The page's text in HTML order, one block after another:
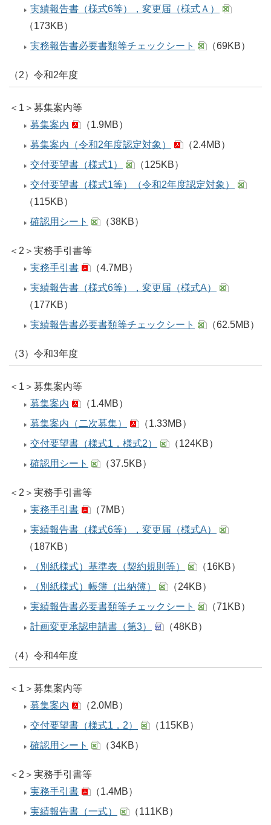
実績報告書（様式6等），変更届（様式Ａ）
（173KB）
実務報告書必要書類等チェックシート
（69KB）
（2）令和2年度
＜1＞募集案内等
募集案内
（1.9MB）
募集案内（令和2年度認定対象）
（2.4MB）
交付要望書（様式1）
（125KB）
交付要望書（様式1等）（令和2年度認定対象）
（115KB）
確認用シート
（38KB）
＜2＞実務手引書等
実務手引書
（4.7MB）
実績報告書（様式6等），変更届（様式A）
（177KB）
実績報告書必要書類等チェックシート
（62.5MB）
（3）令和3年度
＜1＞募集案内等
募集案内
（1.4MB）
募集案内（二次募集）
（1.33MB）
交付要望書（様式1，様式2）
（124KB）
確認用シート
（37.5KB）
＜2＞実務手引書等
実務手引書
（7MB）
実績報告書（様式6等），変更届（様式A）
（187KB）
（別紙様式）基準表（契約規則等）
（16KB）
（別紙様式）帳簿（出納簿）
（24KB）
実績報告書必要書類等チェックシート
（71KB）
計画変更承認申請書（第3）
（48KB）
（4）令和4年度
＜1＞募集案内等
募集案内
（2.0MB）
交付要望書（様式1，2）
（115KB）
確認用シート
（34KB）
＜2＞実務手引書等
実務手引書
（1.4MB）
実績報告書（一式）
（111KB）